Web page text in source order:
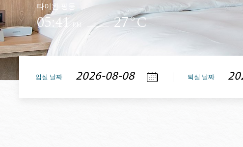
타이완 핑둥
05:41 PM 27°C
입실 날짜 퇴실 날짜